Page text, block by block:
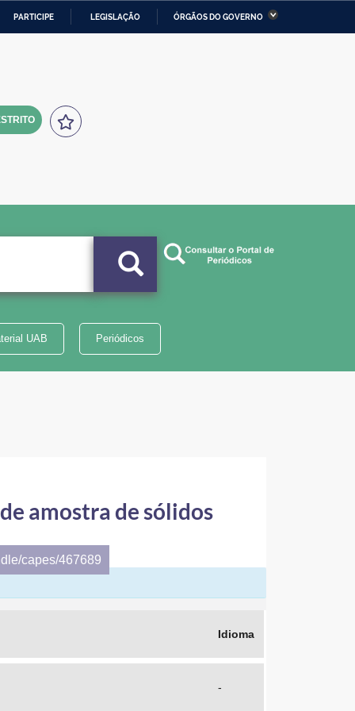
PARTICIPE LEGISLAÇÃO ÓRGÃOS DO GOVERNO
da Economia Ministério da Infraestrutura
UAB Periódicos
amostra de sólidos
capes/467689
Idioma
-